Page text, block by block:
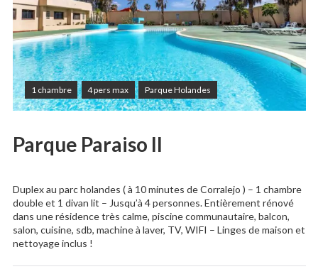
1 chambre 4 pers max Parque Holandes
Parque Paraiso II
Duplex au parc holandes ( à 10 minutes de Corralejo ) – 1 chambre
double et 1 divan lit – Jusqu’à 4 personnes. Entièrement rénové
dans une résidence très calme, piscine communautaire, balcon,
salon, cuisine, sdb, machine à laver, TV, WIFI – Linges de maison et
nettoyage inclus !